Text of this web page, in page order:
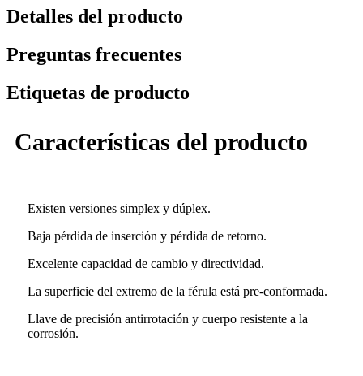
Detalles del producto
Preguntas frecuentes
Etiquetas de producto
Características del producto
Existen versiones simplex y dúplex.
Baja pérdida de inserción y pérdida de retorno.
Excelente capacidad de cambio y directividad.
La superficie del extremo de la férula está pre-conformada.
Llave de precisión antirrotación y cuerpo resistente a la
corrosión.